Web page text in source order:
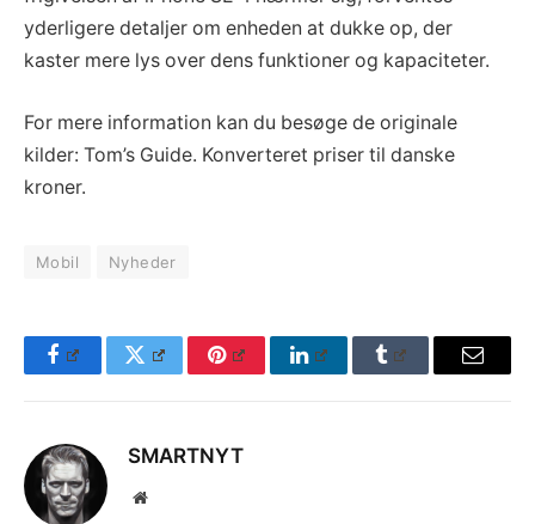
yderligere detaljer om enheden at dukke op, der
kaster mere lys over dens funktioner og kapaciteter.
For mere information kan du besøge de originale
kilder: Tom’s Guide. Konverteret priser til danske
kroner.
Mobil Nyheder
FacebookTwitter Pinterest LinkedInTumblr Email
SMARTNYT
Website